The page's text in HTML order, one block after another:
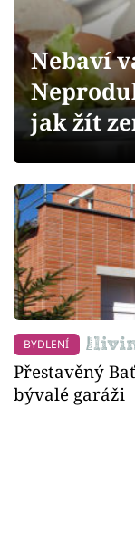
Přihlášení
Sledujte nás
Nebaví
jak žít
BYDLENÍ
Přestavěný
bývalé garáži